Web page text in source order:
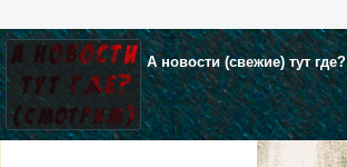
А новости (свежие) тут где?